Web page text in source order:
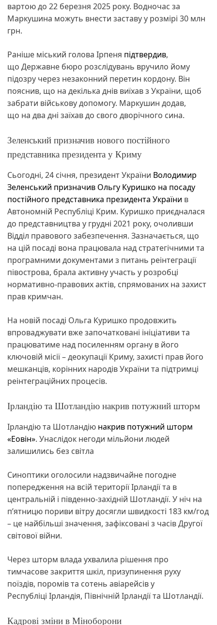
вартою до 22 березня 2025 року. Водночас за
Маркушина можуть внести заставу у розмірі 30 млн
грн.
Раніше міський голова Ірпеня підтвердив,
що Державне бюро розслідувань вручило йому
підозру через незаконний перетин кордону. Він
пояснив, що на декілька днів виїхав з України, щоб
забрати військову допомогу. Маркушин додав,
що на два дні заїхав до свого дворічного сина.
Зеленський призначив нового постійного
представника президента у Криму
Сьогодні, 24 січня, президент України Володимир
Зеленський призначив Ольгу Куришко на посаду
постійного представника президента України в
Автономній Республіці Крим. Куришко приєдналася
до представництва у грудні 2021 року, очоливши
Відділ правового забезпечення. Зазначається, що
на цій посаді вона працювала над стратегічними та
програмними документами з питань реінтеграції
півострова, брала активну участь у розробці
нормативно-правових актів, спрямованих на захист
прав кримчан.
На новій посаді Ольга Куришко продовжить
впроваджувати вже започатковані ініціативи та
працюватиме над посиленням органу в його
ключовій місії – деокупації Криму, захисті прав його
мешканців, корінних народів України та підтримці
реінтеграційних процесів.
Ірландію та Шотландію накрив потужний шторм
Ірландію та Шотландію накрив потужний шторм
«Еовін». Унаслідок негоди мільйони людей
залишились без світла
Синоптики оголосили надзвичайне погодне
попередження на всій території Ірландії та в
центральній і південно-західній Шотландії. У ніч на
п’ятницю пориви вітру досягли швидкості 183 км/год
– це найбільші значення, зафіксовані з часів Другої
світової війни.
Через шторм влада ухвалила рішення про
тимчасове закриття шкіл, призупинення руху
поїздів, поромів та сотень авіарейсів у
Республіці Ірландія, Північній Ірландії та Шотландії.
Кадрові зміни в Міноборони